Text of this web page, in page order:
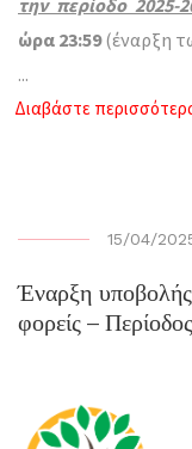
την περίοδο 2025-
ώρα 23:59(έναρξη
...
Διαβάστε
15/04/
Έναρξη
φορείς –